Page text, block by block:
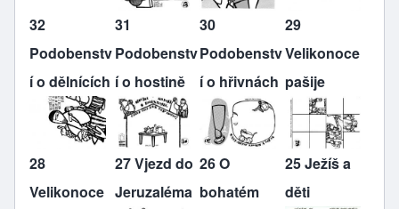
32
Podobenstv
í o dělnících
31
Podobenstv
í o hostině
30
Podobenstv
í o hřivnách
29
Velikonoce
pašije
28
Velikonoce
27 Vjezd do
Jeruzaléma
26 O
bohatém
25 Ježíš a
děti